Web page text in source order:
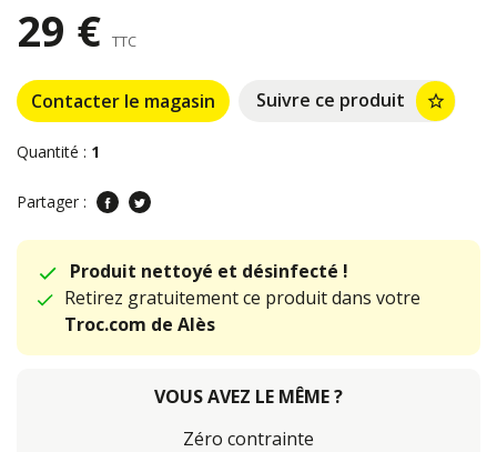
29 € TTC
Contacter le magasin Suivre ce produit star_border
Quantité : 1
Partager :
Produit nettoyé et désinfecté !
Retirez gratuitement ce produit dans votre
Troc.com de Alès
VOUS AVEZ LE MÊME ?
Zéro contrainte